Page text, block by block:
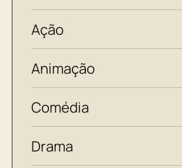
Ação
Animação
Comédia
Drama